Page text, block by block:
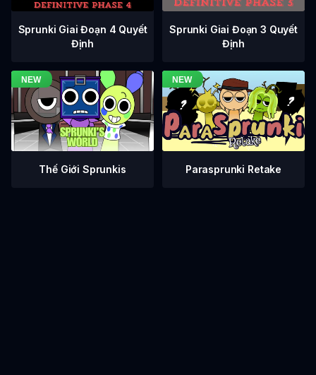
Sprunki Giai Đoạn 4 Quyết
Định
Sprunki Giai Đoạn 3 Quyết
Định
Thế Giới Sprunkis Parasprunki Retake